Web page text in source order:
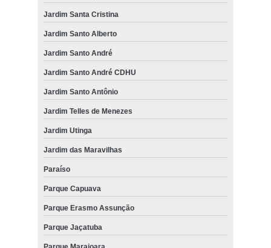
Jardim Santa Cristina
Jardim Santo Alberto
Jardim Santo André
Jardim Santo André CDHU
Jardim Santo Antônio
Jardim Telles de Menezes
Jardim Utinga
Jardim das Maravilhas
Paraíso
Parque Capuava
Parque Erasmo Assunção
Parque Jaçatuba